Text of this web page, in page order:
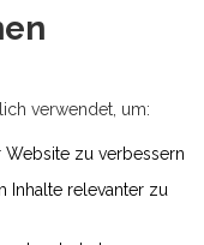
verwendet, um:
Website zu verbessern
Inhalte relevanter zu